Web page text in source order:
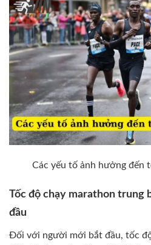
Các yếu tố ảnh hưởng đến
Tốc độ chạy marathon
đầu
Đối với người mới bắt đầu, tốc